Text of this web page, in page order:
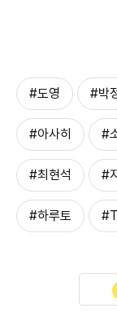
#도영 #박
#아사히 #
#최현석 #
#하루토